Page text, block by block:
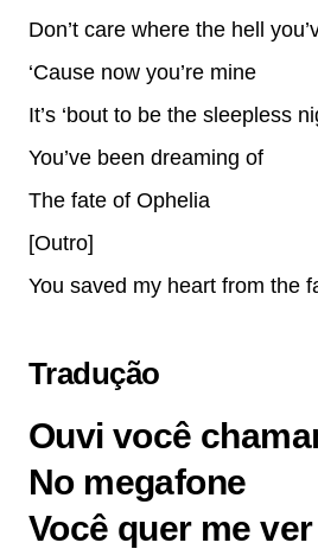
Don’t care where the hell
‘Cause now you’re mine
It’s ‘bout to be the sleepless
You’ve been dreaming of
The fate of Ophelia
[Outro]
You saved my heart from the
Tradução
Ouvi você
No megafone
Você quer me